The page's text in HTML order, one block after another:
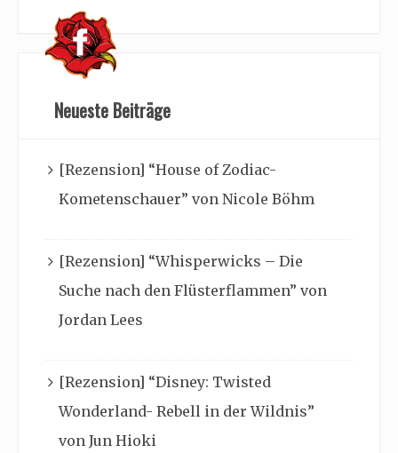
Neueste Beiträge
[Rezension] “House of Zodiac-
Kometenschauer” von Nicole Böhm
[Rezension] “Whisperwicks – Die
Suche nach den Flüsterflammen” von
Jordan Lees
[Rezension] “Disney: Twisted
Wonderland- Rebell in der Wildnis”
von Jun Hioki